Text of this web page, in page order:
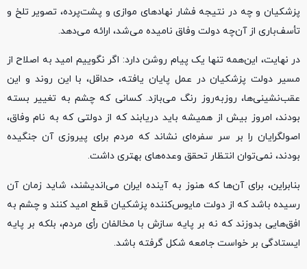
پزشکیان و چه در نتیجه فشار نهادهای موازی و پشت‌پرده، تصویر تلخ و
تأسف‌باری از آن‌چه دولت وفاق نامیده می‌شد، ارائه می‌دهد.
در نهایت، این‌همه تنها یک پیام روشن دارد: اگر نگوییم امید به اصلاح از
مسیر دولت پزشکیان در عمل پایان یافته، حداقل، با این روند و این
عقب‌نشینی‌ها، روزبه‌روز رنگ می‌بازد. کسانی که چشم به تغییر بسته
بودند، امروز بیش از همیشه باید دریابند که از دولتی که به نام وفاق،
اصولگرایان را بر سر سفره‌ای نشاند که مردم برای پیروزی آن جنگیده
بودند، نمی‌توان انتظار تحقق وعده‌های بهتری داشت.
بنابراین، برای آن‌ها که هنوز به آینده ایران می‌اندیشند، شاید زمان آن
رسیده باشد که از دولت مایوس‌کننده پزشکیان قطع امید کنند و چشم به
افق‌هایی بدوزند که نه بر پایه سازش با مخالفان رأی مردم، بلکه بر پایه
ایستادگی بر خواست جامعه شکل گرفته باشد.